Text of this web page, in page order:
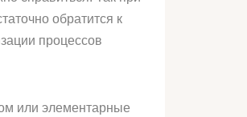
обратится к
процессов
или элементарные